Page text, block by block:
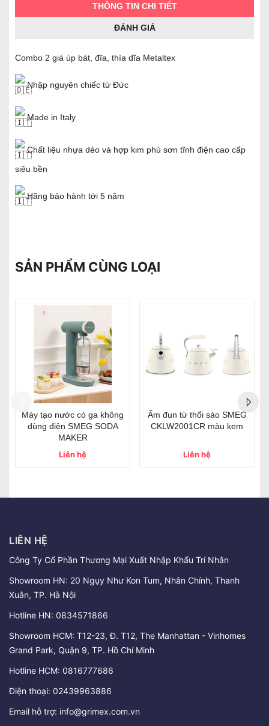
THÔNG TIN CHI TIẾT
ĐÁNH GIÁ
Combo 2 giá úp bát, đĩa, thìa dĩa Metaltex
Nhập nguyên chiếc từ Đức
Made in Italy
Chất liệu nhựa dẻo và hợp kim phủ sơn tĩnh điện cao cấp
siêu bền
Hãng bảo hành tới 5 năm
SẢN PHẨM CÙNG LOẠI
- 38%
Set 6 cốc cầu vồng Le
Creuset 350ml
2.900.000₫4.650.000₫
HEIMCHEF LUX-286 (New
model)
7.500.000₫ 9.800.000₫
LIÊN HỆ
Công Ty Cổ Phần Thương Mại Xuất Nhập Khẩu Trí Nhân
Showroom HN: 20 Ngụy Như Kon Tum, Nhân Chính, Thanh
Xuân, TP. Hà Nội
Hotline HN: 0834571866
Showroom HCM: T12-23, Đ. T12, The Manhattan - Vinhomes
Grand Park, Quận 9, TP. Hồ Chí Minh
Hotline HCM: 0816777686
Điện thoại: 02439963886
Email hỗ trợ: info@grimex.com.vn